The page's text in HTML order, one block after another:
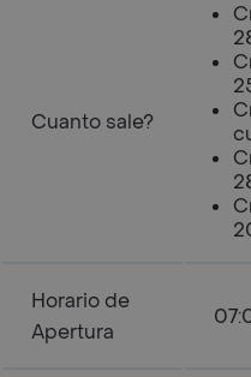
Cuanto sale?
Horario de
Apertura